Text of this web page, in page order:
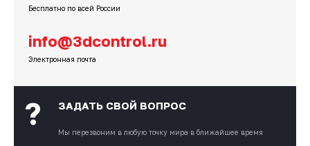
Бесплатно по всей России
info@3dcontrol.ru
Электронная почта
? ЗАДАТЬ СВОЙ ВОПРОС
Мы перезвоним в любую точку мира в ближайшее время